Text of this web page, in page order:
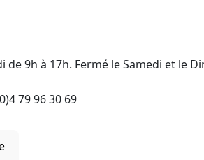
de 9h à 17h. Fermé le Samedi et le
79 96 30 69